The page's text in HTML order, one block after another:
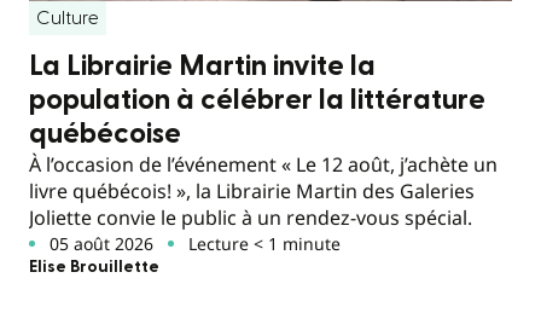
Culture
La Librairie Martin invite la
population à célébrer la littérature
québécoise
À l’occasion de l’événement « Le 12 août, j’achète un
livre québécois! », la Librairie Martin des Galeries
Joliette convie le public à un rendez-vous spécial.
05 août 2026 Lecture < 1 minute
Elise Brouillette